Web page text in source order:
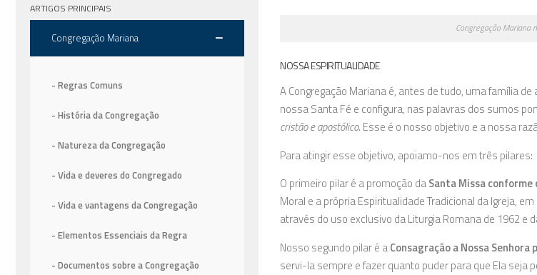
Congregação Mariana
NOSSA ESPIRITUALIDADE
ACongregação Marianaé, antes de tudo, uma família
nossa Santa Fé e configura, nas palavras dos sumos
cristão e apostólico. Esse é o nosso objetivo e a nossa
Para atingir esse objetivo, apoiamo-nos em três pilares:
O primeiro pilar é a promoção daSanta Missa conforme
Moral e a própria Espiritualidade Tradicional da Igreja,
através do uso exclusivo da Liturgia Romana de 1962
Nosso segundo pilar é aConsagração a Nossa
servi-la sempre e fazer quanto puder para que Ela
ARTIGOS PRINCIPAIS
Congregação Mariana
- Regras Comuns
- História da Congregação
- Natureza da Congregação
- Vida e deveres do Congregado
- Vida e vantagens da Congregação
- Elementos Essenciais da Regra
- Documentos sobre a Congregação